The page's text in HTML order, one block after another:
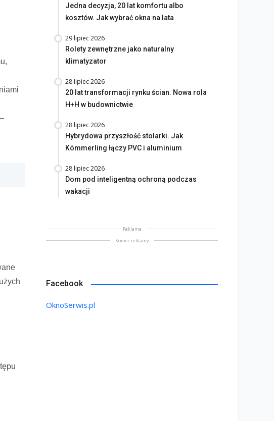
Jedna decyzja, 20 lat komfortu albo
kosztów. Jak wybrać okna na lata
29 lipiec 2026
Rolety zewnętrzne jako naturalny
klimatyzator
28 lipiec 2026
20 lat transformacji rynku ścian. Nowa rola
H+H w budownictwie
28 lipiec 2026
Hybrydowa przyszłość stolarki. Jak
Kömmerling łączy PVC i aluminium
28 lipiec 2026
Dom pod inteligentną ochroną podczas
wakacji
Reklama
Koniec reklamy
Facebook
OknoSerwis.pl